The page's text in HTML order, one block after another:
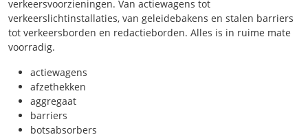
verkeersvoorzieningen. Van actiewagens tot
verkeerslichtinstallaties, van geleidebakens en stalen barriers
tot verkeersborden en redactieborden. Alles is in ruime mate
voorradig.
actiewagens
afzethekken
aggregaat
barriers
botsabsorbers